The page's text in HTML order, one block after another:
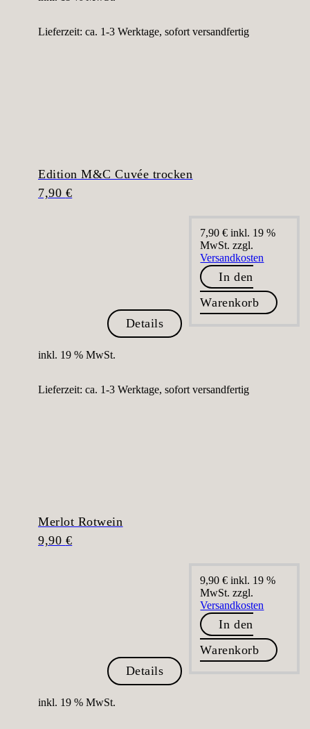
Lieferzeit: ca. 1-3 Werktage, sofort versandfertig
Edition M&C Cuvée trocken
7,90 €
Details
7,90€ inkl. 19 %
MwSt. zzgl.
Versandkosten
In den
Warenkorb
inkl. 19 % MwSt.
Lieferzeit: ca. 1-3 Werktage, sofort versandfertig
Merlot Rotwein
9,90 €
Details
9,90€ inkl. 19 %
MwSt. zzgl.
Versandkosten
In den
Warenkorb
inkl. 19 % MwSt.